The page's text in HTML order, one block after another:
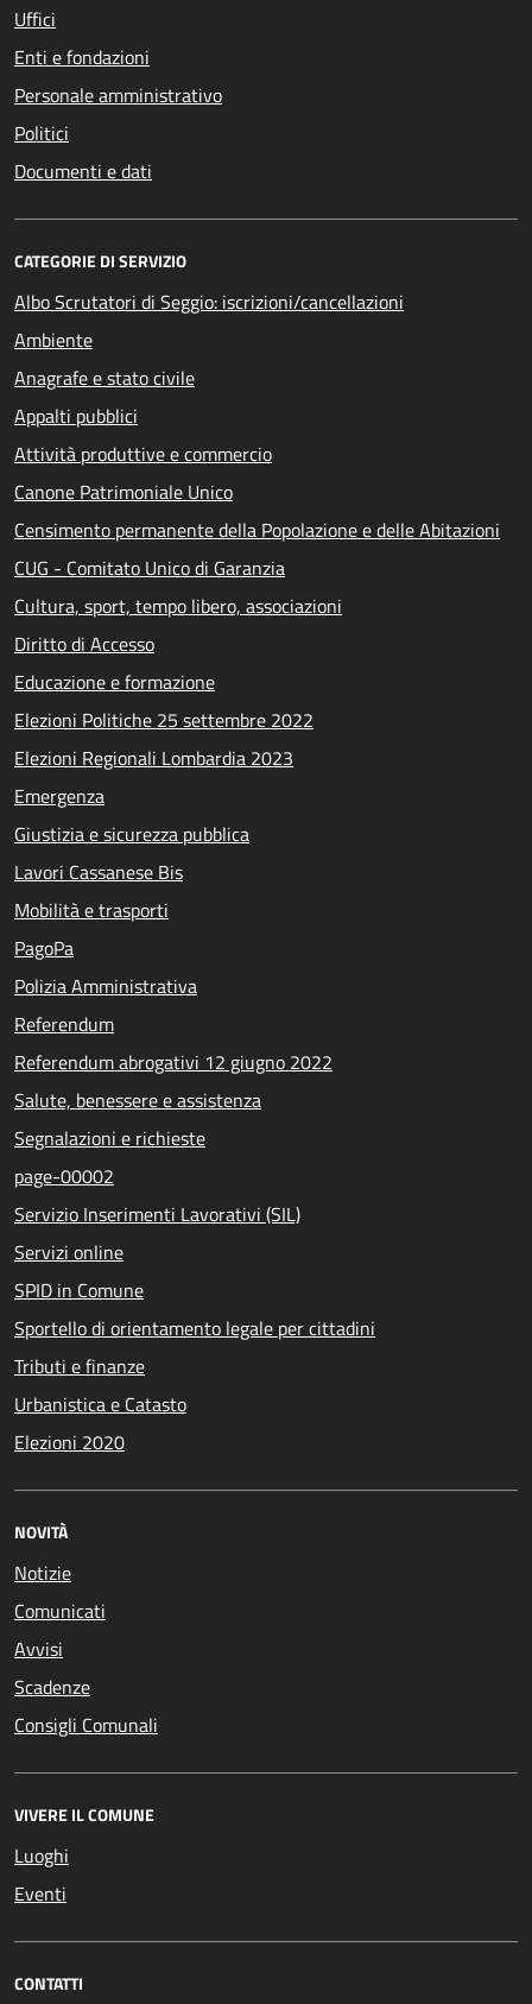
Uffici
Enti e fondazioni
Personale amministrativo
Politici
Documenti e dati
CATEGORIE DI SERVIZIO
Albo Scrutatori di Seggio: iscrizioni/cancellazioni
Ambiente
Anagrafe e stato civile
Appalti pubblici
Attività produttive e commercio
Canone Patrimoniale Unico
Censimento permanente della Popolazione e delle Abitazioni
CUG - Comitato Unico di Garanzia
Cultura, sport, tempo libero, associazioni
Diritto di Accesso
Educazione e formazione
Elezioni Politiche 25 settembre 2022
Elezioni Regionali Lombardia 2023
Emergenza
Giustizia e sicurezza pubblica
Lavori Cassanese Bis
Mobilità e trasporti
PagoPa
Polizia Amministrativa
Referendum
Referendum abrogativi 12 giugno 2022
Salute, benessere e assistenza
Segnalazioni e richieste
page-00002
Servizio Inserimenti Lavorativi (SIL)
Servizi online
SPID in Comune
Sportello di orientamento legale per cittadini
Tributi e finanze
Urbanistica e Catasto
Elezioni 2020
NOVITÀ
Notizie
Comunicati
Avvisi
Scadenze
Consigli Comunali
VIVERE IL COMUNE
Luoghi
Eventi
CONTATTI